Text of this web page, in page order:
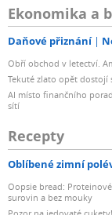
Ekonomika a
Daňové přiznání
Obří obchod v letectví.
Tekuté zlato opět dostojí
AI místo finančního
sítí
Recepty
Oblíbené zimní
Oopsie bread:
surovin a bez mouky